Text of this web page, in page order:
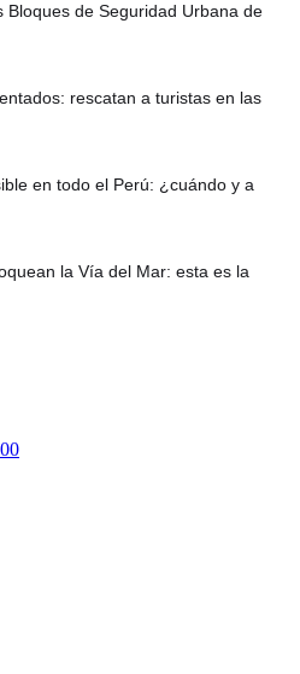
de Seguridad Urbana de
rescatan a turistas en las
en todo el Perú: ¿cuándo y a
la Vía del Mar: esta es la